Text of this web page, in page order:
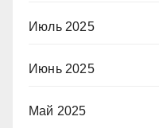
Июль 2025
Июнь 2025
Май 2025